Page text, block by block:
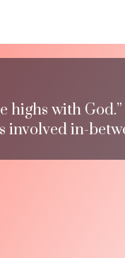
with God.”
in-